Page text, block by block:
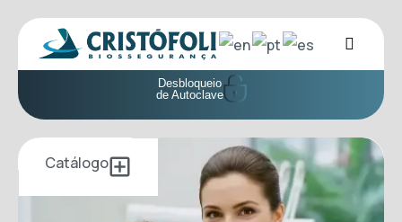
Desbloqueio
de Autoclave
Catálogo